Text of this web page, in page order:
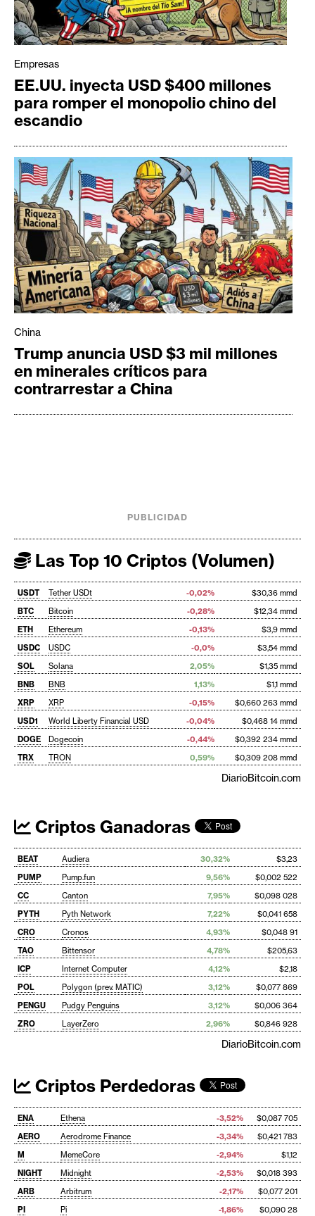
Empresas
EE.UU. inyecta USD $400 millones
para romper el monopolio chino del
escandio
China
Trump anuncia USD $3 mil millones
en minerales críticos para
contrarrestar a China
PUBLICIDAD
Las Top 10 Criptos (Volumen)
USDT Tether USDt -0,02%
$30,36 mmd
BTC
Bitcoin -0,28%
$12,34 mmd
ETH
Ethereum -0,13%
$3,9 mmd
USDC
USDC -0,0%
$3,54 mmd
SOL
Solana 2,05%
$1,35 mmd
BNB
BNB 1,13%
$1,1 mmd
XRP
XRP -0,15%
$0,660 263 mmd
USD1
World Liberty Financial USD -0,04%
$0,468 14 mmd
DOGE
Dogecoin -0,44%
$0,392 234 mmd
TRX
TRON 0,59% $0,309 208 mmd
DiarioBitcoin.com
Criptos Ganadoras
BEAT Audiera 30,32%
$3,23
PUMP
Pump.fun 9,56%
$0,002 522
CC
Canton 7,95%
$0,098 028
PYTH
Pyth Network 7,22%
$0,041 658
CRO
Cronos 4,93%
$0,048 91
TAO
Bittensor 4,78%
$205,63
ICP
Internet Computer 4,12%
$2,18
POL
Polygon (prev. MATIC) 3,12%
$0,077 869
PENGU
Pudgy Penguins 3,12%
$0,006 364
ZRO
LayerZero 2,96% $0,846 928
DiarioBitcoin.com
Criptos Perdedoras
ENA Ethena -3,52%
$0,087 705
AERO
Aerodrome Finance -3,34%
$0,421 783
M
MemeCore -2,94%
$1,12
NIGHT
Midnight -2,53%
$0,018 393
ARB
Arbitrum -2,17%
$0,077 201
PI
Pi -1,86% $0,090 28